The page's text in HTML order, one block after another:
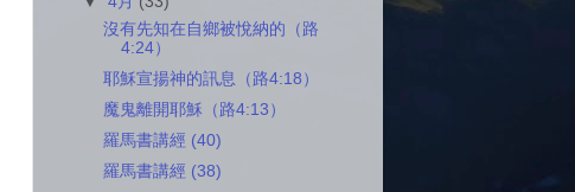
沒有先知在自鄉被悅納的（路
4:24）
耶穌宣揚神的訊息（路4:18）
魔鬼離開耶穌（路4:13）
羅馬書講經 (40)
羅馬書講經 (38)